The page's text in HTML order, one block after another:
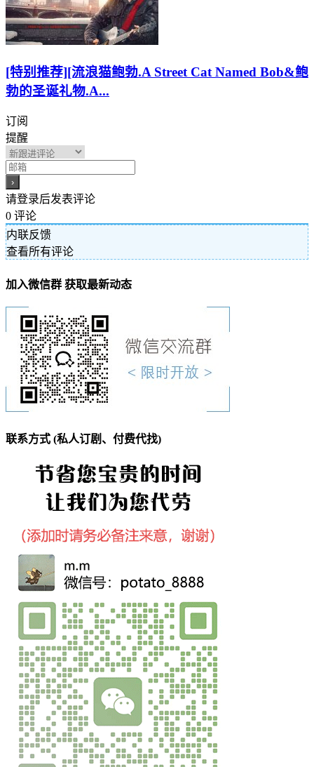
[特别推荐][流浪猫鲍勃.A Street Cat Named Bob&鲍
勃的圣诞礼物.A...
订阅
提醒
请登录后发表评论
0 评论
内联反馈
查看所有评论
加入微信群 获取最新动态
联系方式 (私人订剧、付费代找)